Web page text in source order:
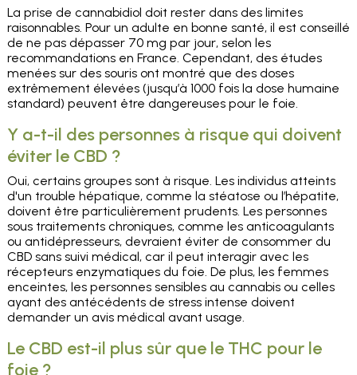
La prise de cannabidiol doit rester dans des limites
raisonnables. Pour un adulte en bonne santé, il est conseillé
de ne pas dépasser 70 mg par jour, selon les
recommandations en France. Cependant, des études
menées sur des souris ont montré que des doses
extrêmement élevées (jusqu’à 1000 fois la dose humaine
standard) peuvent être dangereuses pour le foie.
Y a-t-il des personnes à risque qui doivent
éviter le CBD ?
Oui, certains groupes sont à risque. Les individus atteints
d'un trouble hépatique, comme la stéatose ou l’hépatite,
doivent être particulièrement prudents. Les personnes
sous traitements chroniques, comme les anticoagulants
ou antidépresseurs, devraient éviter de consommer du
CBD sans suivi médical, car il peut interagir avec les
récepteurs enzymatiques du foie. De plus, les femmes
enceintes, les personnes sensibles au cannabis ou celles
ayant des antécédents de stress intense doivent
demander un avis médical avant usage.
Le CBD est-il plus sûr que le THC pour le
foie ?